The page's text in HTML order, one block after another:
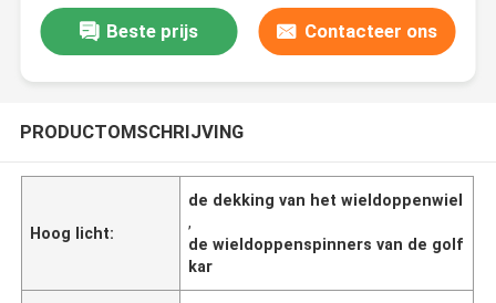
Beste prijs Contacteer ons
PRODUCTOMSCHRIJVING
Hoog licht:
de dekking van het wieldoppenwiel
,
de wieldoppenspinners van de golf
kar